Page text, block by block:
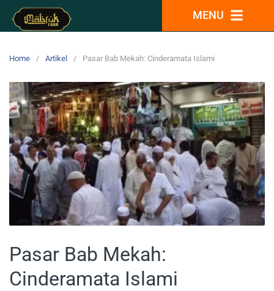
MENU
Home Artikel Pasar Bab Mekah: Cinderamata Islami
Pasar Bab Mekah:
Cinderamata Islami